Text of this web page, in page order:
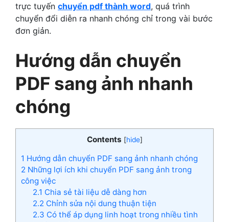
trực tuyến chuyển pdf thành word, quá trình
chuyển đổi diễn ra nhanh chóng chỉ trong vài bước
đơn giản.
Hướng dẫn chuyển
PDF sang ảnh nhanh
chóng
Contents [hide]
1 Hướng dẫn chuyển PDF sang ảnh nhanh chóng
2 Những lợi ích khi chuyển PDF sang ảnh trong
công việc
2.1 Chia sẻ tài liệu dễ dàng hơn
2.2 Chỉnh sửa nội dung thuận tiện
2.3 Có thể áp dụng linh hoạt trong nhiều tình